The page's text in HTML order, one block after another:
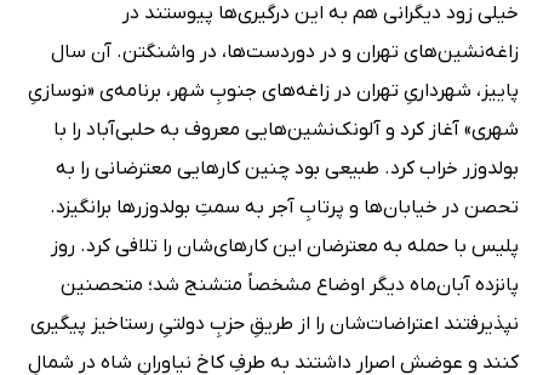
خیلی زود دیگرانی هم به این درگیری‌ها پیوستند در
زاغه‌نشین‌های تهران و در دوردست‌ها، در واشنگتن. آن سال
پاییز، شهرداریِ تهران در زاغه‌های جنوبِ شهر، برنامه‌ی «نوسازیِ
شهری» آغاز کرد و آلونک‌نشین‌هایی معروف به حلبی‌آباد را با
بولدوزر خراب کرد. طبیعی بود چنین کارهایی معترضانی را به
تحصن در خیابان‌ها و پرتابِ آجر به ‌سمتِ بولدوزرها برانگیزد.
پلیس با حمله به معترضان این کارهای‌شان را تلافی کرد. روز
پانزده آبان‌ماه دیگر اوضاع مشخصاً متشنج شد؛ متحصنین
نپذیرفتند اعتراضات‌شان را از طریقِ حزبِ دولتیِ رستاخیز پیگیری
کنند و عوضش اصرار داشتند به ‌طرفِ کاخِ نیاورانِ شاه در شمالِ